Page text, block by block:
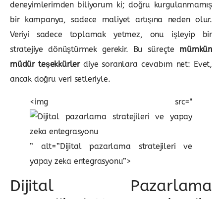
deneyimlerimden biliyorum ki; doğru kurgulanmamış
bir kampanya, sadece maliyet artışına neden olur.
Veriyi sadece toplamak yetmez, onu işleyip bir
stratejiye dönüştürmek gerekir. Bu süreçte mümkün
müdür teşekkürlerdiye soranlara cevabım net: Evet,
ancak doğru veri setleriyle.
<img src="
” alt=”Dijital pazarlama stratejileri ve
yapay zeka entegrasyonu”>
Dijital Pazarlama